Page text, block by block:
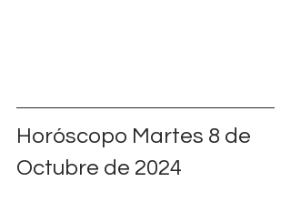
Horóscopo Martes 8 de
Octubre de 2024